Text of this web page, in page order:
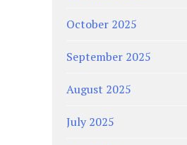
October 2025
September 2025
August 2025
July 2025